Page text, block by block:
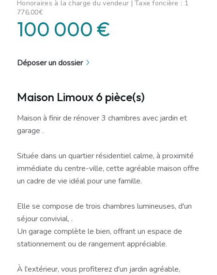
Honoraires à la charge du vendeur | Taxe foncière : 1
776,00€
100 000 €
Déposer un dossier
Maison Limoux 6 pièce(s)
Maison à finir de rénover 3 chambres avec jardin et
garage .
Située dans un quartier résidentiel calme, à proximité
immédiate du centre-ville, cette agréable maison offre
un cadre de vie idéal pour une famille.
Elle se compose de trois chambres lumineuses, d'un
séjour convivial, .
Un garage complète le bien, offrant un espace de
stationnement ou de rangement appréciable.
À l'extérieur, vous profiterez d'un jardin agréable,